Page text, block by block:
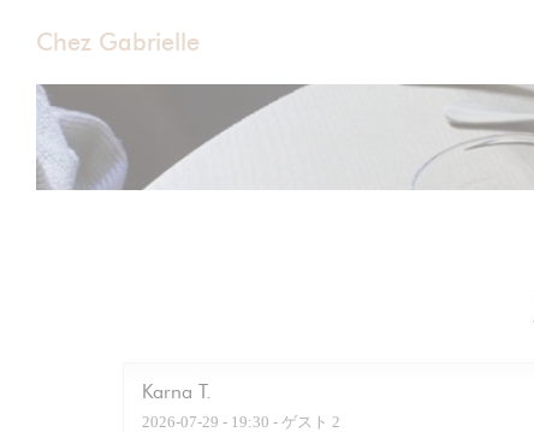
Chez Gabrielle
Karna T
2026-07-29 - 19:30 - ゲスト 2